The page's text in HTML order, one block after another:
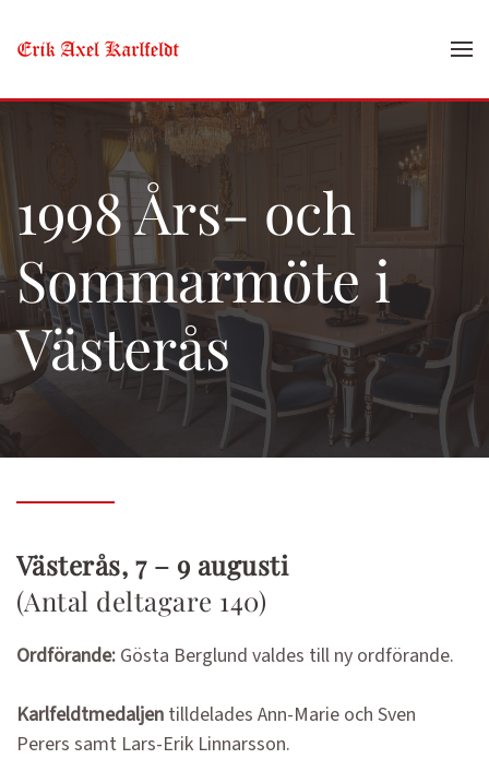
Skip to main content
1998 Års- och
Sommarmöte i
Västerås
Västerås, 7 – 9 augusti
(Antal deltagare 140)
Ordförande: Gösta Berglund valdes till ny ordförande.
Karlfeldtmedaljen tilldelades Ann-Marie och Sven
Perers samt Lars-Erik Linnarsson.